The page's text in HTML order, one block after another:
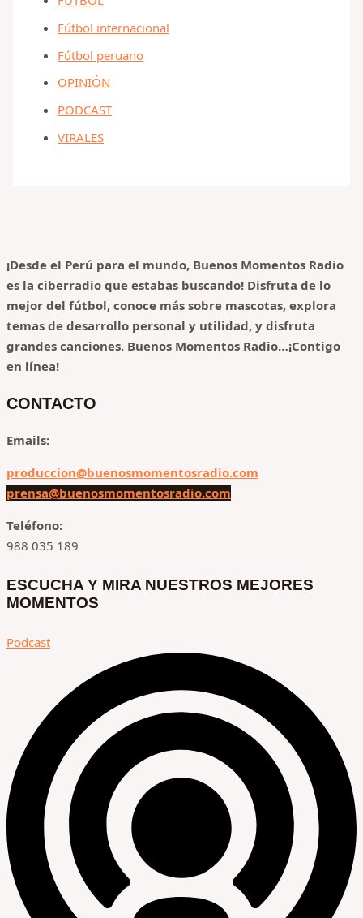
Fútbol internacional
Fútbol peruano
OPINIÓN
PODCAST
VIRALES
¡Desde el Perú para el mundo, Buenos Momentos Radio
es la ciberradio que estabas buscando! Disfruta de lo
mejor del fútbol, conoce más sobre mascotas, explora
temas de desarrollo personal y utilidad, y disfruta
grandes canciones. Buenos Momentos Radio…¡Contigo
en línea!
CONTACTO
Emails:
produccion@buenosmomentosradio.com
prensa@buenosmomentosradio.com
Teléfono:
988 035 189
ESCUCHA Y MIRA NUESTROS MEJORES
MOMENTOS
Podcast